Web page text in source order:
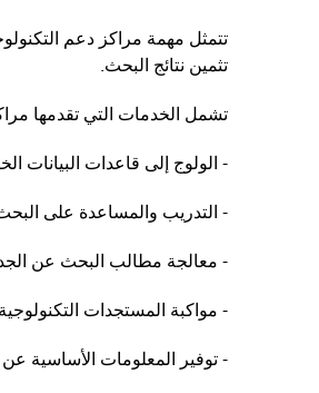
تتمثل مهمة مراكز دعم
تثمين نتائج البحث.
تشمل الخدمات التي تقدمها
- الولوج إلى قاعدات البيانات
- التدريب والمساعدة على
- معالجة مطالب البحث عن
- مواكبة المستجدات
- توفير المعلومات الأساسية عن